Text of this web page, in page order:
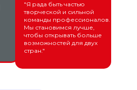
"Я рада быть частью
творческой и сильной
команды профессионалов.
Мы становимся лучше,
чтобы открывать больше
возможностей для двух
стран."